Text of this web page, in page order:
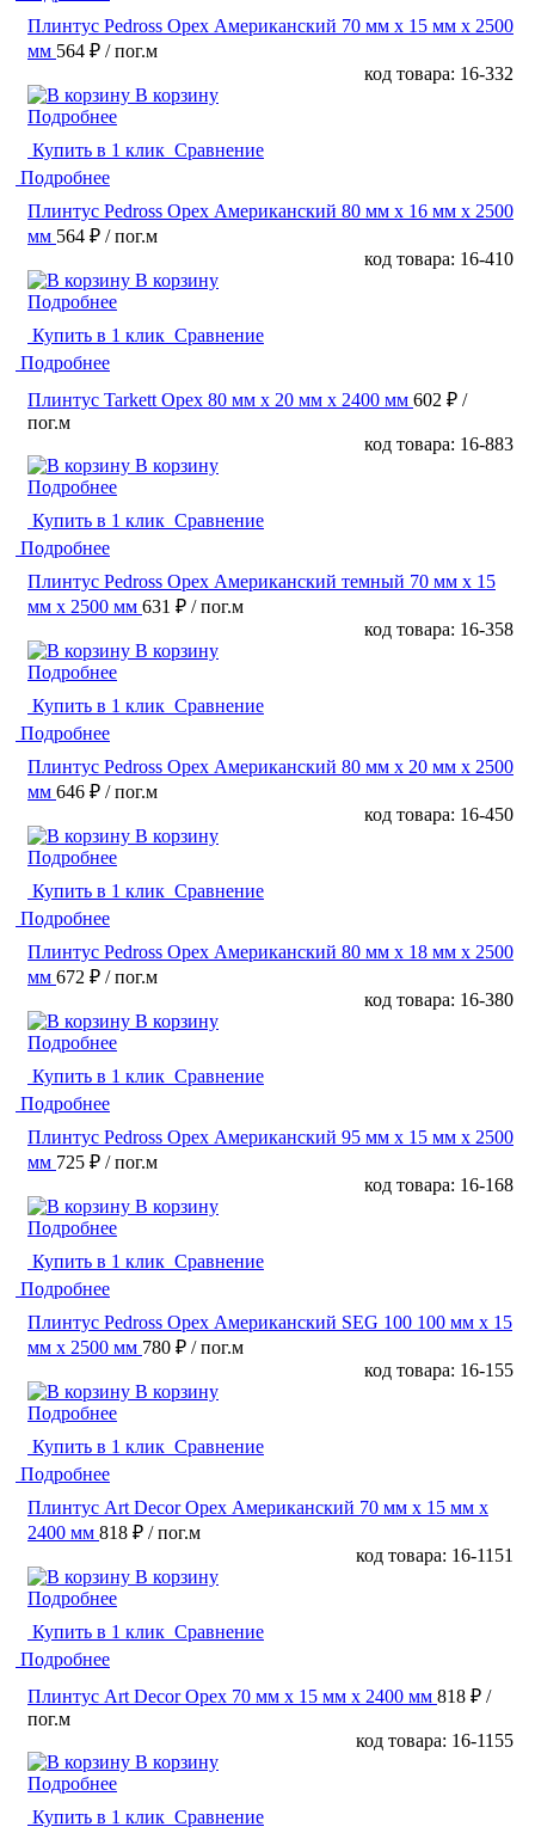
Плинтус Pedross Орех Американский 70 мм х 15 мм х 2500
мм 564 ₽ / пог.м
код товара: 16-332
В корзину
Подробнее
Купить в 1 клик Сравнение
Подробнее
Плинтус Pedross Орех Американский 80 мм х 16 мм х 2500
мм 564 ₽ / пог.м
код товара: 16-410
В корзину
Подробнее
Купить в 1 клик Сравнение
Подробнее
Плинтус Tarkett Орех 80 мм х 20 мм х 2400 мм 602 ₽ /
пог.м
код товара: 16-883
В корзину
Подробнее
Купить в 1 клик Сравнение
Подробнее
Плинтус Pedross Орех Американский темный 70 мм х 15
мм х 2500 мм 631 ₽ / пог.м
код товара: 16-358
В корзину
Подробнее
Купить в 1 клик Сравнение
Подробнее
Плинтус Pedross Орех Американский 80 мм х 20 мм х 2500
мм 646 ₽ / пог.м
код товара: 16-450
В корзину
Подробнее
Купить в 1 клик Сравнение
Подробнее
Плинтус Pedross Орех Американский 80 мм х 18 мм х 2500
мм 672 ₽ / пог.м
код товара: 16-380
В корзину
Подробнее
Купить в 1 клик Сравнение
Подробнее
Плинтус Pedross Орех Американский 95 мм х 15 мм х 2500
мм 725 ₽ / пог.м
код товара: 16-168
В корзину
Подробнее
Купить в 1 клик Сравнение
Подробнее
Плинтус Pedross Орех Американский SEG 100 100 мм х 15
мм х 2500 мм 780 ₽ / пог.м
код товара: 16-155
В корзину
Подробнее
Купить в 1 клик Сравнение
Подробнее
Плинтус Art Decor Орех Американский 70 мм х 15 мм х
2400 мм 818 ₽ / пог.м
код товара: 16-1151
В корзину
Подробнее
Купить в 1 клик Сравнение
Подробнее
Плинтус Art Decor Орех 70 мм х 15 мм х 2400 мм 818 ₽ /
пог.м
код товара: 16-1155
В корзину
Подробнее
Купить в 1 клик Сравнение